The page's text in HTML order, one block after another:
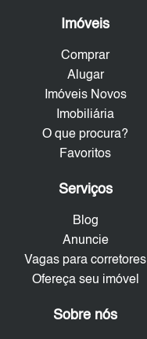
Imóveis
Comprar
Alugar
Imóveis Novos
Imobiliária
O que procura?
Favoritos
Serviços
Blog
Anuncie
Vagas para corretores
Ofereça seu imóvel
Sobre nós